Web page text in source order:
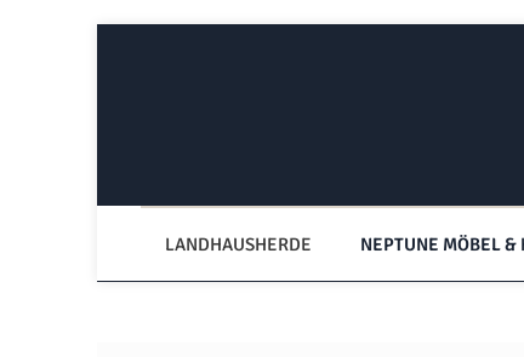
LANDHAUSHERDE NEPTUNE MÖBEL &